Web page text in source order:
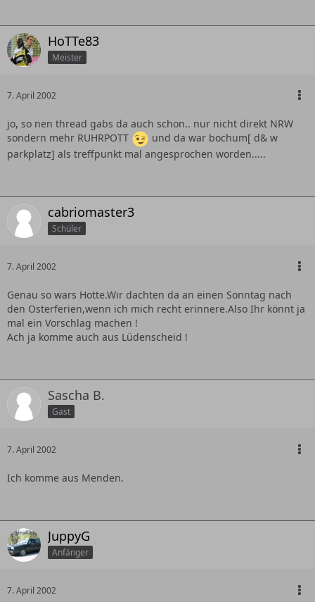
HoTTe83
Meister
7. April 2002
jo, so nen thread gabs da auch schon.. nur nicht direkt NRW
sondern mehr RUHRPOTT
und da war bochum[ d& w
parkplatz] als treffpunkt mal angesprochen worden.....
cabriomaster3
Schüler
7. April 2002
Genau so wars Hotte.Wir dachten da an einen Sonntag nach
den Osterferien,wenn ich mich recht erinnere.Also Ihr könnt ja
mal ein Vorschlag machen !
Ach ja komme auch aus Lüdenscheid !
Sascha B.
Gast
7. April 2002
Ich komme aus Menden.
JuppyG
Anfänger
7. April 2002